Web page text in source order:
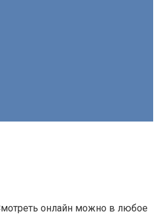
онлайн можно в любое